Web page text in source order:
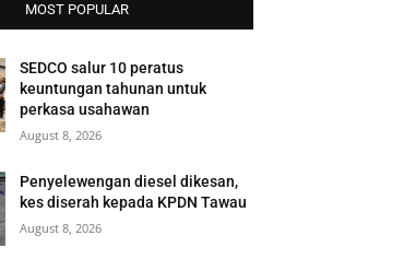
MOST POPULAR
SEDCO salur 10 peratus
keuntungan tahunan untuk
perkasa usahawan
August 8, 2026
Penyelewengan diesel dikesan,
kes diserah kepada KPDN Tawau
August 8, 2026